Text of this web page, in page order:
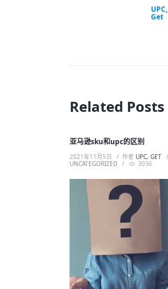
UPC,
Get
Related Posts
亚马逊sku和upc的区别
2021年11月5日 作者 UPC, GET
UNCATEGORIZED
3036